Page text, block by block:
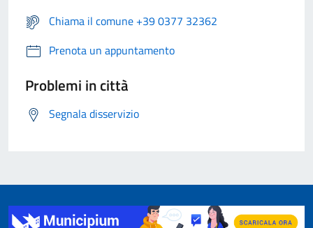
Chiama il comune +39 0377 32362
Prenota un appuntamento
Problemi in città
Segnala disservizio